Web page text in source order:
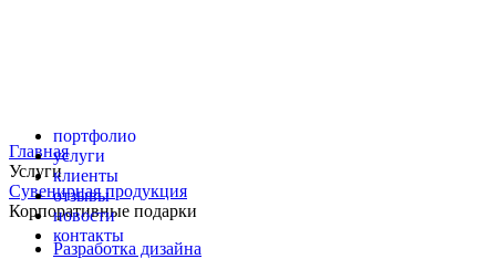
портфолио
услуги
клиенты
отзывы
новости
контакты
Главная
Услуги
Сувенирная продукция
Корпоративные подарки
Разработка дизайна